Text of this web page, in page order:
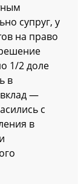
супруг, у
на право
1/2 доле
в
—
с
в